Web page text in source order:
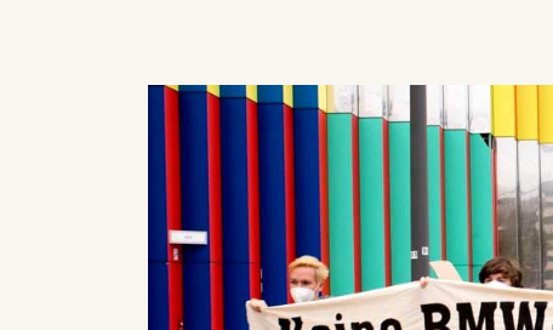
Aus den Protesten
Pressemeldungen
Newsletter